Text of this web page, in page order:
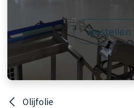
Bestellen
Olijfolie